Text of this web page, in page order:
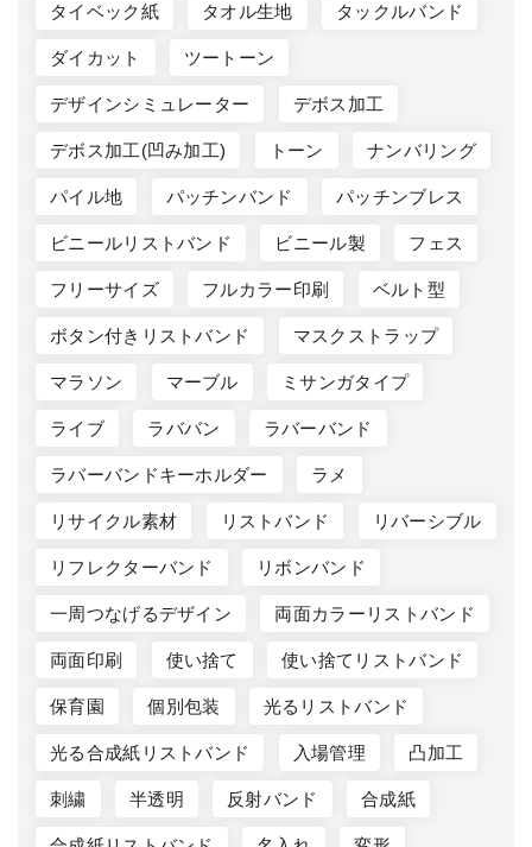
タイベック紙 タオル生地 タックルバンド
ダイカット ツートーン
デザインシミュレーター デボス加工
デボス加工(凹み加工) トーン ナンバリング
パイル地 パッチンバンド パッチンブレス
ビニールリストバンド ビニール製 フェス
フリーサイズ フルカラー印刷 ベルト型
ボタン付きリストバンド マスクストラップ
マラソン マーブル ミサンガタイプ
ライブ ラババン ラバーバンド
ラバーバンドキーホルダー ラメ
リサイクル素材 リストバンド リバーシブル
リフレクターバンド リボンバンド
一周つなげるデザイン 両面カラーリストバンド
両面印刷 使い捨て 使い捨てリストバンド
保育園 個別包装 光るリストバンド
光る合成紙リストバンド 入場管理 凸加工
刺繍 半透明 反射バンド 合成紙